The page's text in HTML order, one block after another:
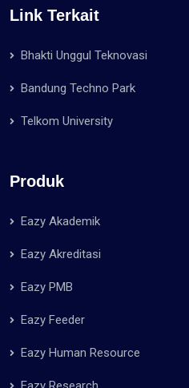
Link Terkait
Bhakti Unggul Teknovasi
Bandung Techno Park
Telkom University
Produk
Eazy Akademik
Eazy Akreditasi
Eazy PMB
Eazy Feeder
Eazy Human Resource